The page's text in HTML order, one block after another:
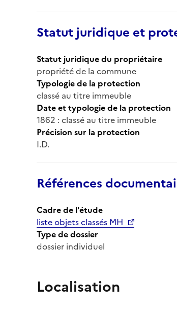
Statut juridique et
Statut juridique du propriétaire
propriété de la commune
Typologie de la protection
classé au titre immeuble
Date et typologie de la protection
1862 : classé au titre immeuble
Précision sur la protection
I.D.
Références
Cadre de l'étude
liste objets classés MH
Type de dossier
dossier individuel
Localisation